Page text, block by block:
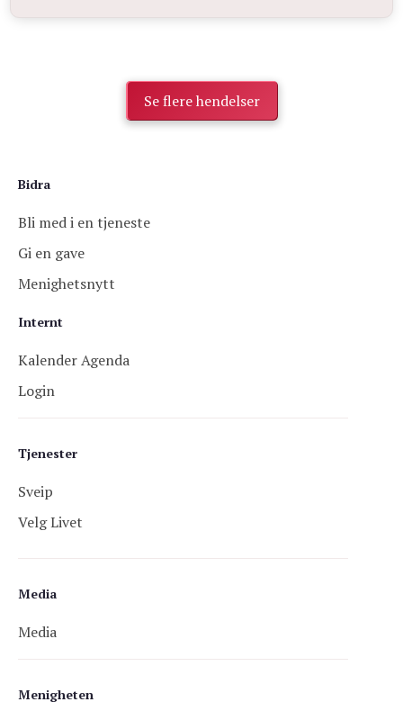
Se flere hendelser
Menigheten
Tjenester
Sveip
Velg Livet
Media
Media
Bidra
Bli med i en tjeneste
Gi en gave
Menighetsnytt
Internt
Kalender Agenda
Login